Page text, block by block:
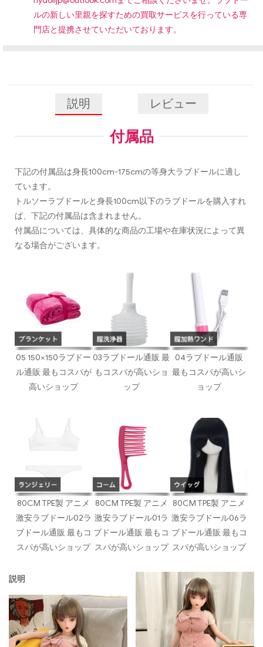
ルの新しい里親を探すための買取サービスを行っている専
門店と提携させていただいております。
説明 レビュー
付属品
下記の付属品は身長100cm-175cmの等身大ラブドールに適し
ています。
トルソーラブドールと身長100cm以下のラブドールを購入すれ
ば、下記の付属品は含まれません。
付属品については、具体的な商品の工場や在庫状況によって異
なる場合がございます。
05 150×150ラブドー
ル通販 最もコスパが
高いショップ
03ラブドール通販 最
もコスパが高いショ
ップ
04ラブドール通販
最もコスパが高いシ
ョップ
80CM TPE製 アニメ
激安ラブドール02ラ
ブドール通販 最もコ
スパが高いショップ
80CM TPE製 アニメ
激安ラブドール01ラ
ブドール通販 最もコ
スパが高いショップ
80CM TPE製 アニメ
激安ラブドール06ラ
ブドール通販 最もコ
スパが高いショップ
説明